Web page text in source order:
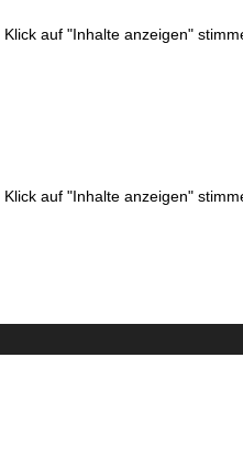
auf "Inhalte anzeigen"
auf "Inhalte anzeigen"